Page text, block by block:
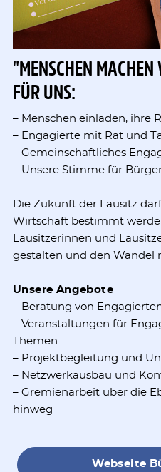
"MENSCHEN
FÜR UNS:
– Menschen einladen, ihre
– Engagierte mit Rat und
– Gemeinschaftliches
– Unsere Stimme für
Die Zukunft der Lausitz
Wirtschaft bestimmt
Lausitzerinnen und
gestalten und den Wandel
Unsere Angebote
– Beratung von
– Veranstaltungen für
Themen
– Projektbegleitung und
– Netzwerkausbau und
– Gremienarbeit über die
hinweg
Webseite